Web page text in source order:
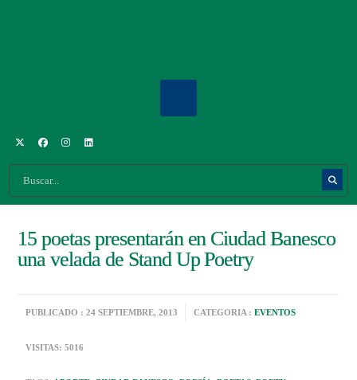
15 poetas presentarán en Ciudad Banesco
una velada de Stand Up Poetry
PUBLICADO : 24 SEPTIEMBRE, 2013 CATEGORIA :EVENTOS
VISITAS: 5016